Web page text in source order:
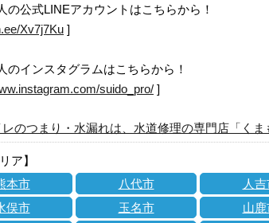
の公式LINEアカウントはこちらから！
Xv7j7Ku ]
のインスタグラムはこちらから！
suido_pro/ ]
のつまり・水漏れは、水道修理の専門店「くま
ア】
本市
八代市 人
俣市
玉名市 山鹿